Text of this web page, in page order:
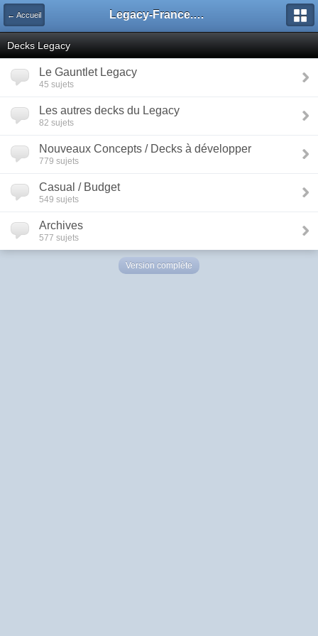
← Accueil Legacy-France.org - Forum
Decks Legacy
Le Gauntlet Legacy
45 sujets
Les autres decks du Legacy
82 sujets
Nouveaux Concepts / Decks à développer
779 sujets
Casual / Budget
549 sujets
Archives
577 sujets
Version complète